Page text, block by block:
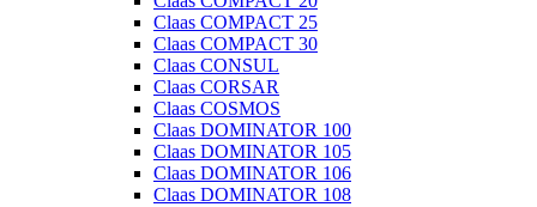
Claas COMPACT 25
Claas COMPACT 30
Claas CONSUL
Claas CORSAR
Claas COSMOS
Claas DOMINATOR 100
Claas DOMINATOR 105
Claas DOMINATOR 106
Claas DOMINATOR 108